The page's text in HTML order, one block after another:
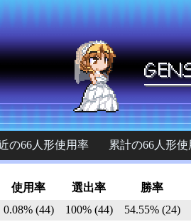
の66人形使用率 累計の66人形
使用率 選出率
勝率
0.08% (44) 100% (44) 54.55% (24)